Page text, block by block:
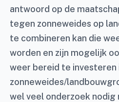
antwoord op de
tegen zonneweides op
te combineren kan die
worden en zijn mogelijk
weer bereid te investeren
zonneweides/
wel veel onderzoek nodig